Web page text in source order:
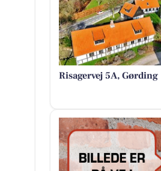
Risagervej 5A, Gørding